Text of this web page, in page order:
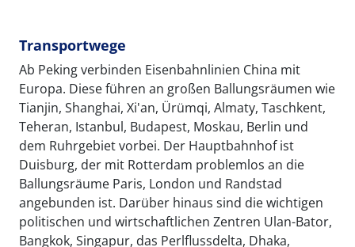
Transportwege
Ab Peking verbinden Eisenbahnlinien China mit
Europa. Diese führen an großen Ballungsräumen wie
Tianjin, Shanghai, Xi'an, Ürümqi, Almaty, Taschkent,
Teheran, Istanbul, Budapest, Moskau, Berlin und
dem Ruhrgebiet vorbei. Der Hauptbahnhof ist
Duisburg, der mit Rotterdam problemlos an die
Ballungsräume Paris, London und Randstad
angebunden ist. Darüber hinaus sind die wichtigen
politischen und wirtschaftlichen Zentren Ulan-Bator,
Bangkok, Singapur, das Perlflussdelta, Dhaka,